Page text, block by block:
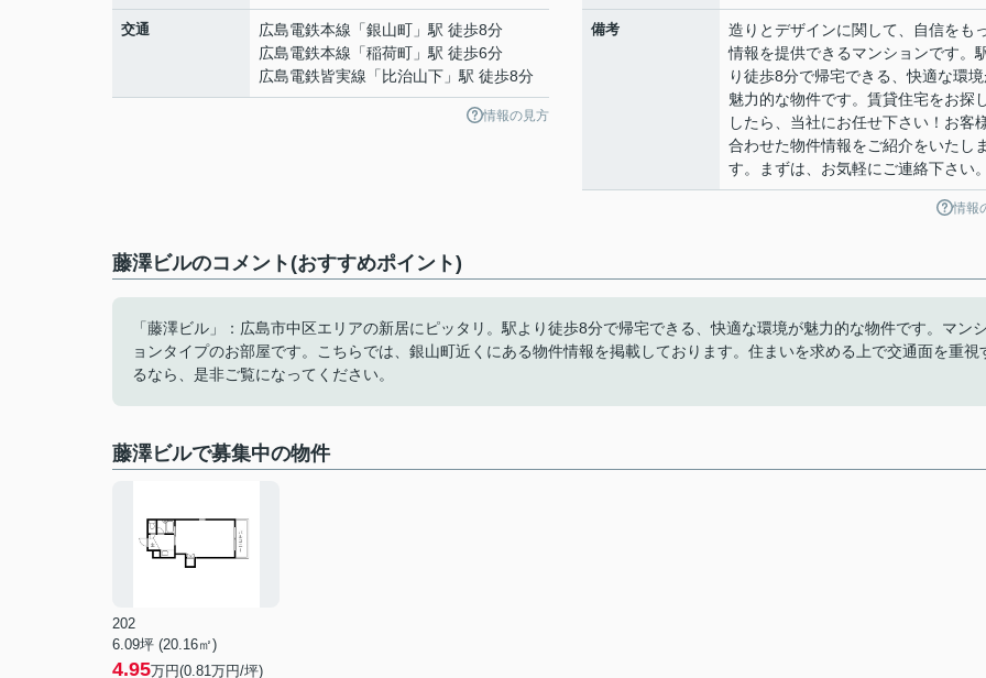
交通 広島電鉄本線 「銀山町 」駅 徒歩8分
広島電鉄本線 「稲荷町 」駅 徒歩6分
広島電鉄皆実線 「 比治山下 」駅 徒歩8分
情報の見方
備考
造りとデザインに関して、自信をも
情報を提供できるマンションです。
り徒歩8分で帰宅できる、快適な環
魅力的な物件です。賃貸住宅をお探
したら、当社にお任せ下さい！お客
合わせた物件情報をご紹介をいたしま
す。まずは、お気軽にご連絡下さい。
情報
藤澤ビルのコメント(おすすめポイント)
「藤澤ビル」：広島市中区エリアの新居にピッタリ。駅より徒歩8分で帰宅できる、快適な環境が魅力的な物件です。マンシ
ョンタイプのお部屋です。こちらでは、銀山町近くにある物件情報を掲載しております。住まいを求める上で交通面を重視
るなら、是非ご覧になってください。
藤澤ビルで募集中の物件
202
6.09坪 (20.16㎡)
4.95万円(0.81万円/坪)